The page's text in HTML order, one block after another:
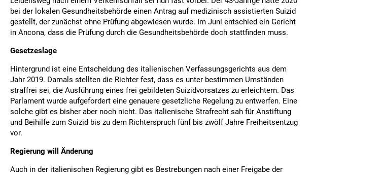
bei der lokalen Gesundheitsbehörde einen Antrag auf medizinisch assistierten Suizid
gestellt, der zunächst ohne Prüfung abgewiesen wurde. Im Juni entschied ein Gericht
in Ancona, dass die Prüfung durch die Gesundheitsbehörde doch stattfinden muss.
Gesetzeslage
Hintergrund ist eine Entscheidung des italienischen Verfassungsgerichts aus dem
Jahr 2019. Damals stellten die Richter fest, dass es unter bestimmen Umständen
straffrei sei, die Ausführung eines frei gebildeten Suizidvorsatzes zu erleichtern. Das
Parlament wurde aufgefordert eine genauere gesetzliche Regelung zu entwerfen. Eine
solche gibt es bisher aber noch nicht. Das italienische Strafrecht sah für Anstiftung
und Beihilfe zum Suizid bis zu dem Richterspruch fünf bis zwölf Jahre Freiheitsentzug
vor.
Regierung will Änderung
Auch in der italienischen Regierung gibt es Bestrebungen nach einer Freigabe der